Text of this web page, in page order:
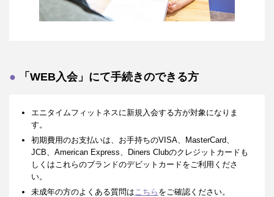
「WEB入会」にて手続きのできる方
エニタイムフィットネスに新規入会する方が対象になりま
す。
初期費用のお支払いは、お手持ちのVISA、MasterCard、
JCB、American Express、Diners Clubのクレジットカードも
しくはこれらのブランドのデビットカードをご利用くださ
い。
未成年の方のよくある質問はこちら をご確認ください。